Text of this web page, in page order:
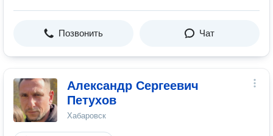
Позвонить Чат
Александр Сергеевич
Петухов
Хабаровск